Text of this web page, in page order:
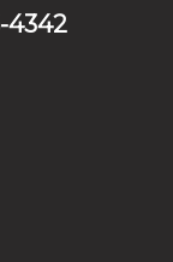
4342